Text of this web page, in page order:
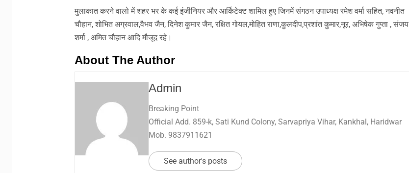
मुलाकात करने वालो में शहर भर के कई इंजीनियर और आर्किटेक्ट शामिल हुए जिनमें संगठन उपाध्यक्ष रमेश वर्मा सहित, नवनीत
चौहान, शोभित अग्रवाल,वैभव जैन, दिनेश कुमार जैन, रक्षित गोयल,मोहित राणा,कुलदीप,प्रशांत कुमार,नूर, अभिषेक गुप्ता , संजय
शर्मा , अमित चौहान आदि मौजूद रहे।
About The Author
Admin
Breaking Point
Official Add. 859-k, Sati Kund Colony, Sarvapriya Vihar, Kankhal, Haridwar
Mob. 9837911621
See author's posts